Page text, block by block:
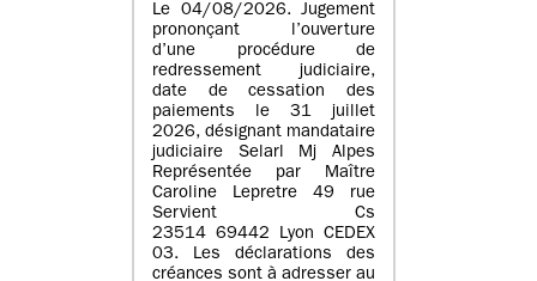
Le 04/08/2026. Jugement
prononçant l’ouverture
d’une procédure de
redressement judiciaire,
date de cessation des
paiements le 31 juillet
2026, désignant mandataire
judiciaire Selarl Mj Alpes
Représentée par Maître
Caroline Lepretre 49 rue
Servient Cs
23514 69442 Lyon CEDEX
03. Les déclarations des
créances sont à adresser au